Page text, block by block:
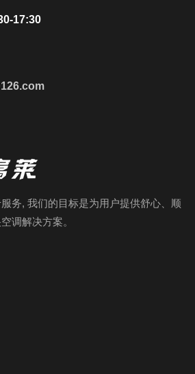
17:30
务, 我们的目标是为用户提供舒心、顺
调解决方案。